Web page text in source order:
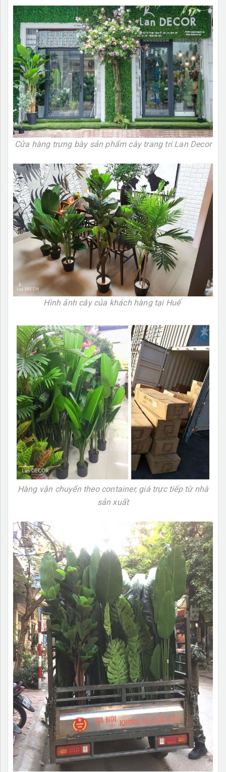
Cửa hàng trưng bày sản phẩm cây trang trí Lan Decor
Hình ảnh cây của khách hàng tại Huế
Hàng vận chuyển theo container, giá trực tiếp từ nhà
sản xuất